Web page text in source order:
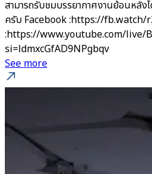
สามารถรับชมบรรยากาศงานย้อนหลัง
ครับ Facebook :https://fb.watch/
:https://www.youtube.com/live/
si=ldmxcGfAD9NPgbqv
See more